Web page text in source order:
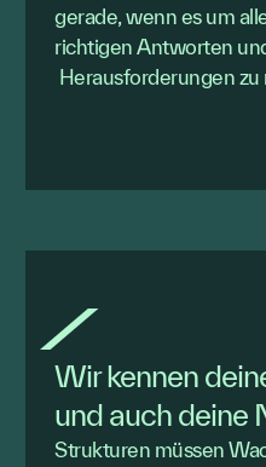
gerade, wenn es um
richtigen Antworten
Herausforderungen zu
Wir kennen
und auch deine
Strukturen müssen